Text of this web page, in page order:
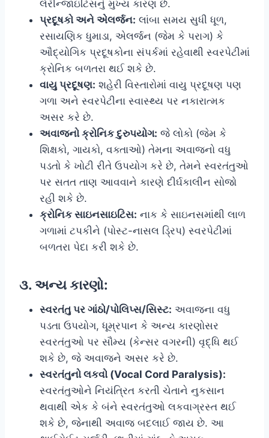
લેરીન્જાઇટિસનું મુખ્ય કારણ છે.
પ્રદૂષકો અને એલર્જન: લાંબા સમય સુધી ધૂળ,
રસાયણિક ધુમાડા, એલર્જન (જેમ કે પરાગ) કે
ઔદ્યોગિક પ્રદૂષકોના સંપર્કમાં રહેવાથી સ્વરપેટીમાં
ક્રોનિક બળતરા થઈ શકે છે.
વાયુ પ્રદૂષણ: શહેરી વિસ્તારોમાં વાયુ પ્રદૂષણ પણ
ગળા અને સ્વરપેટીના સ્વાસ્થ્ય પર નકારાત્મક
અસર કરે છે.
અવાજનો ક્રોનિક દુરુપયોગ: જે લોકો (જેમ કે
શિક્ષકો, ગાયકો, વક્તાઓ) તેમના અવાજનો વધુ
પડતો કે ખોટી રીતે ઉપયોગ કરે છે, તેમને સ્વરતંતુઓ
પર સતત તાણ આવવાને કારણે દીર્ઘકાલીન સોજો
રહી શકે છે.
ક્રોનિક સાઇનસાઇટિસ: નાક કે સાઇનસમાંથી લાળ
ગળામાં ટપકીને (પોસ્ટ-નાસલ ડ્રિપ) સ્વરપેટીમાં
બળતરા પેદા કરી શકે છે.
૩. અન્ય કારણો:
સ્વરતંતુ પર ગાંઠો/પોલિપ્સ/સિસ્ટ: અવાજના વધુ
પડતા ઉપયોગ, ધૂમ્રપાન કે અન્ય કારણોસર
સ્વરતંતુઓ પર સૌમ્ય (કેન્સર વગરની) વૃદ્ધિ થઈ
શકે છે, જે અવાજને અસર કરે છે.
સ્વરતંતુનો લકવો (Vocal Cord Paralysis):
સ્વરતંતુઓને નિયંત્રિત કરતી ચેતાને નુકસાન
થવાથી એક કે બંને સ્વરતંતુઓ લકવાગ્રસ્ત થઈ
શકે છે, જેનાથી અવાજ બદલાઈ જાય છે. આ